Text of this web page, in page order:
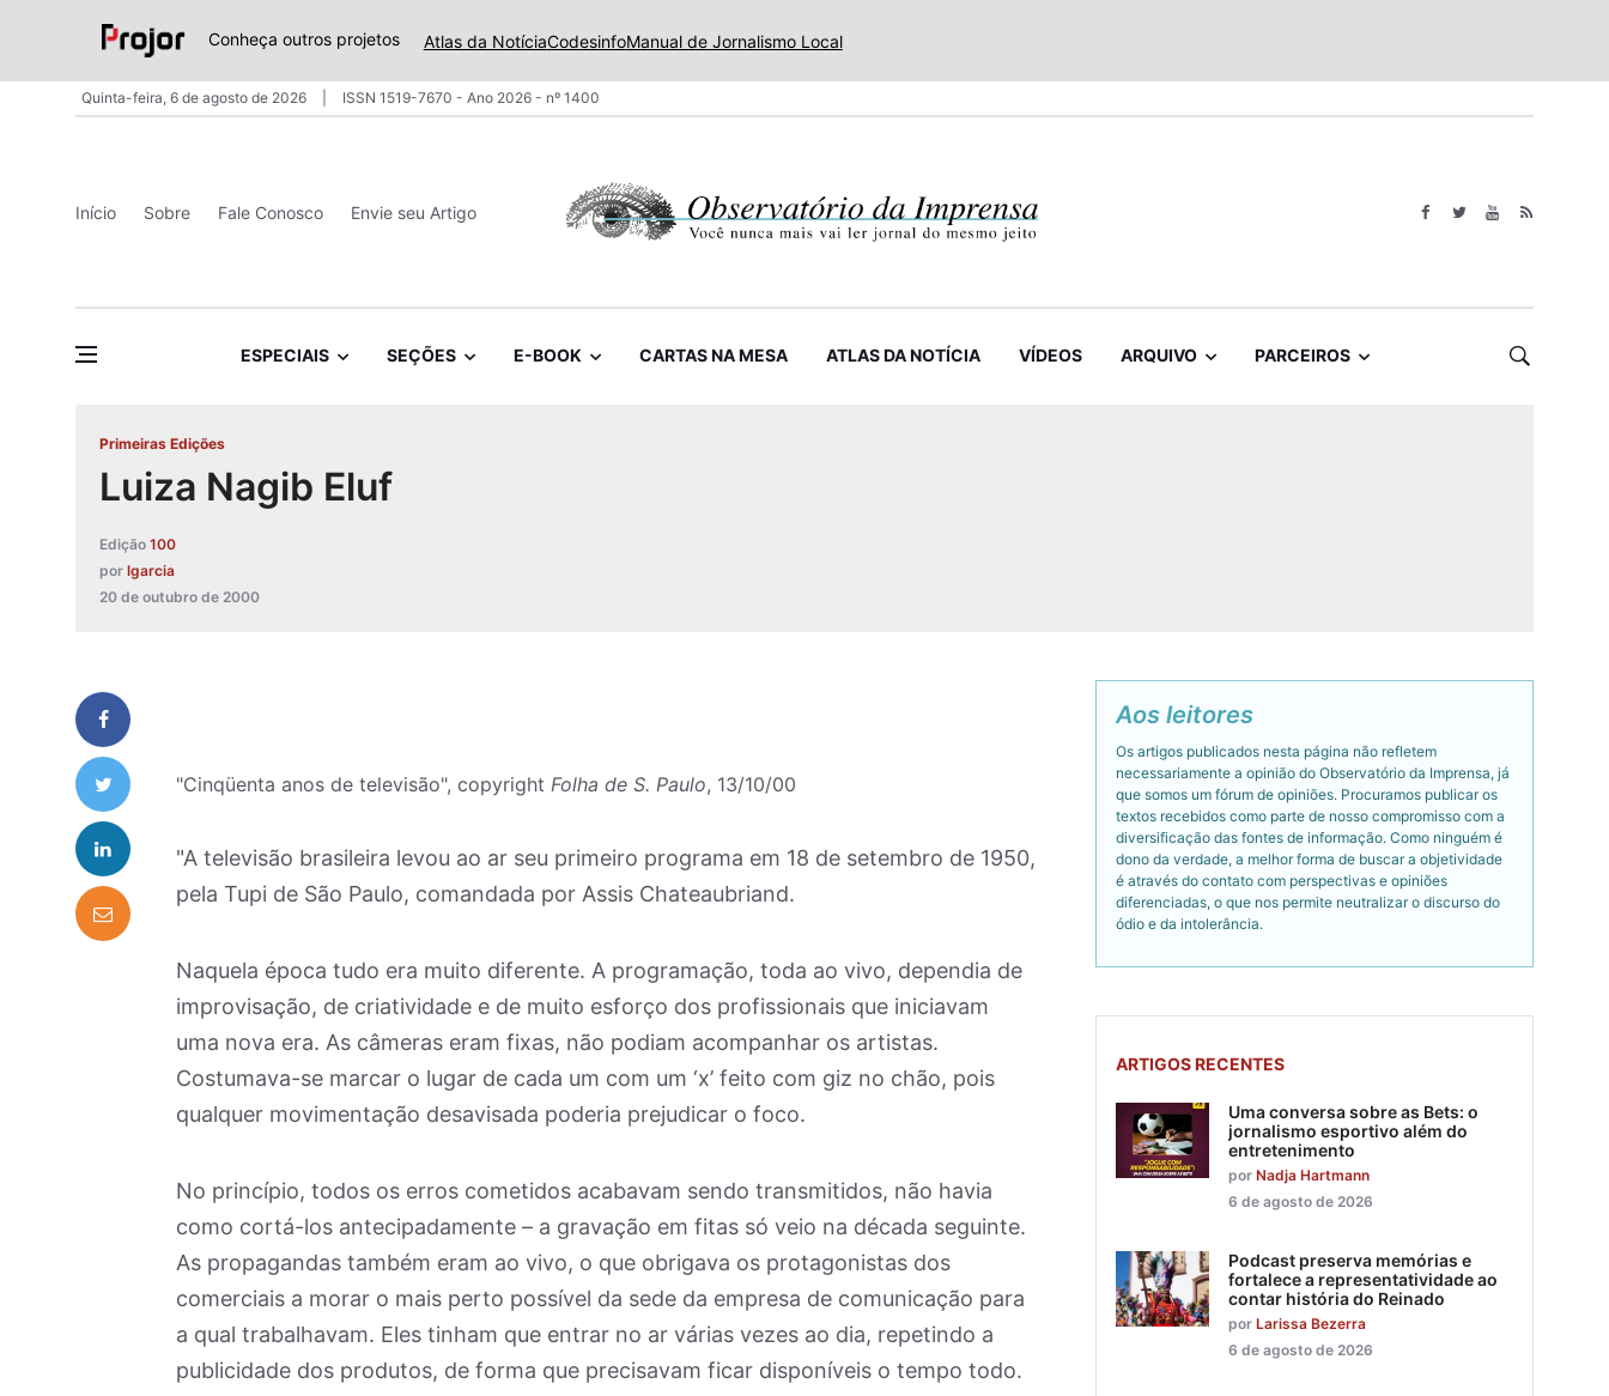
Conheça outros projetos Atlas da NotíciaCodesinfoManual de Jornalismo Local
Quinta-feira, 6 de agosto de 2026 ISSN 1519-7670 - Ano 2026 - nº 1400
Início Sobre Fale Conosco Envie seu Artigo
ESPECIAIS SEÇÕES E-BOOK CARTAS NA MESA ATLAS DA NOTÍCIA VÍDEOS ARQUIVO PARCEIROS
Primeiras Edições
Luiza Nagib Eluf
Edição 100
por lgarcia
20 de outubro de 2000
"Cinqüenta anos de televisão", copyright Folha de S. Paulo, 13/10/00
"A televisão brasileira levou ao ar seu primeiro programa em 18 de setembro de 1950,
pela Tupi de São Paulo, comandada por Assis Chateaubriand.
Naquela época tudo era muito diferente. A programação, toda ao vivo, dependia de
improvisação, de criatividade e de muito esforço dos profissionais que iniciavam
uma nova era. As câmeras eram fixas, não podiam acompanhar os artistas.
Costumava-se marcar o lugar de cada um com um ‘x’ feito com giz no chão, pois
qualquer movimentação desavisada poderia prejudicar o foco.
No princípio, todos os erros cometidos acabavam sendo transmitidos, não havia
como cortá-los antecipadamente – a gravação em fitas só veio na década seguinte.
As propagandas também eram ao vivo, o que obrigava os protagonistas dos
comerciais a morar o mais perto possível da sede da empresa de comunicação para
a qual trabalhavam. Eles tinham que entrar no ar várias vezes ao dia, repetindo a
publicidade dos produtos, de forma que precisavam ficar disponíveis o tempo todo.
Aos leitores
Os artigos publicados nesta página não refletem
necessariamente a opinião do Observatório da Imprensa, já
que somos um fórum de opiniões. Procuramos publicar os
textos recebidos como parte de nosso compromisso com a
diversificação das fontes de informação. Como ninguém é
dono da verdade, a melhor forma de buscar a objetividade
é através do contato com perspectivas e opiniões
diferenciadas, o que nos permite neutralizar o discurso do
ódio e da intolerância.
ARTIGOS RECENTES
Uma conversa sobre as Bets: o
jornalismo esportivo além do
entretenimento
por Nadja Hartmann
6 de agosto de 2026
Podcast preserva memórias e
fortalece a representatividade ao
contar história do Reinado
por Larissa Bezerra
6 de agosto de 2026